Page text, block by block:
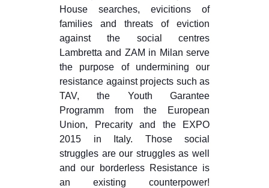
SPORT POPOLARE
MOVIMENTI
AMBIENTE
ANTIFASCISMO
DIRITTO ALL’ABITARE
GENERI
MIGRAZIONI
PRECARIATO
REPRESSIONE
House searches, evicitions of
families and threats of eviction
against the social centres
Lambretta and ZAM in Milan serve
the purpose of undermining our
resistance against projects such as
TAV, the Youth Garantee
Programm from the European
Union, Precarity and the EXPO
2015 in Italy. Those social
struggles are our struggles as well
and our borderless Resistance is
an existing counterpower!